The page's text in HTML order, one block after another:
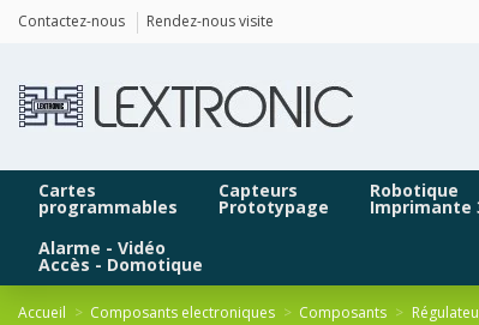
Contactez-nous Rendez-nous visite
Cartes
programmables
Capteurs
Prototypage
Robotique
Imprimante
Alarme - Vidéo
Accès - Domotique
Accueil Composants electroniques Composants
Panneau de gestion des cookies